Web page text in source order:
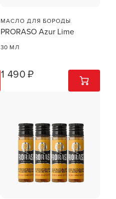
МАСЛО ДЛЯ БОРОДЫ
PRORASO Azur Lime
30 МЛ
1 490 ₽ 1 ШТ